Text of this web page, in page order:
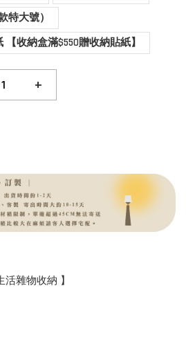
特大號）
【收納盒滿$550贈收納貼紙】
+
雜物收納 】